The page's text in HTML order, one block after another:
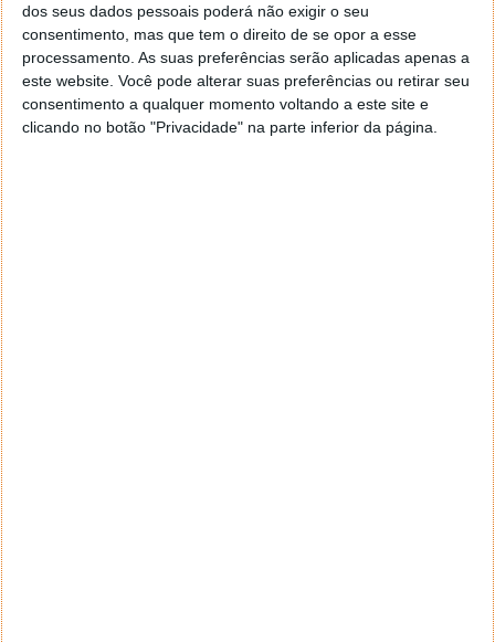
dos seus dados pessoais poderá não exigir o seu
consentimento, mas que tem o direito de se opor a esse
processamento. As suas preferências serão aplicadas apenas a
este website. Você pode alterar suas preferências ou retirar seu
consentimento a qualquer momento voltando a este site e
clicando no botão "Privacidade" na parte inferior da página.
Vítor M.
7 de Novembro de 2005 às 11:21
@Rui
Tens de encontrar o que te falei. Faz da seguinte maneira,
janela iniciar e no topo dessa janela com o botão direito do
rato faz propriedades. Depois no separador Menu ‘Iniciar’
clica no botão ‘Personalizar’ aí encontrarás no separador